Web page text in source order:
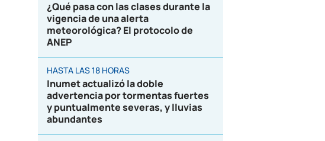
¿Qué pasa con las clases durante la
vigencia de una alerta
meteorológica? El protocolo de
ANEP
HASTA LAS 18 HORAS
Inumet actualizó la doble
advertencia por tormentas fuertes
y puntualmente severas, y lluvias
abundantes